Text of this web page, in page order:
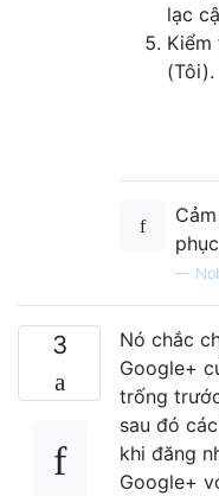
lạc
(Tôi).
—
3
Nó chắc
Google+
trống
sau đó
khi đăng
Google+